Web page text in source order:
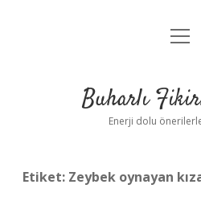
Anasayfa
Yasal
Buharlı
Enerji dolu
Etiket: Zeybek oynayan